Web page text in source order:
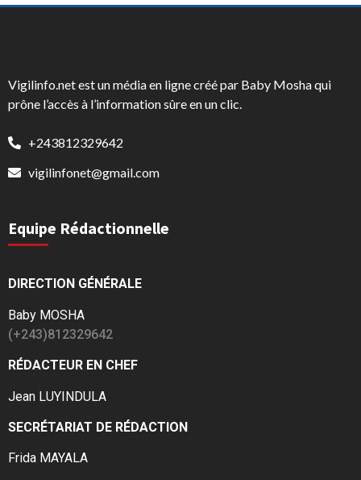
Vigilinfo.net est un média en ligne créé par Baby Mosha qui
prône l’accès à l’information sûre en un clic.
+243812329642
vigilinfonet@gmail.com
Equipe Rédactionnelle
DIRECTION GÉNÉRALE
Baby MOSHA
(+243)812329642
RÉDACTEUR EN CHEF
Jean LUYINDULA
SECRÉTARIAT DE RÉDACTION
Frida MAYALA